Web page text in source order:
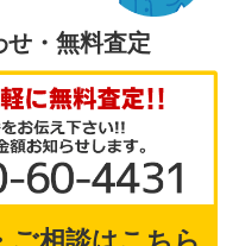
せ・無料査定
ご相談はこちら